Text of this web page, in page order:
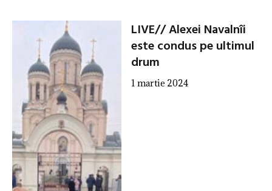
LIVE// Alexei Navalnîi
este condus pe ultimul
drum
1 martie 2024